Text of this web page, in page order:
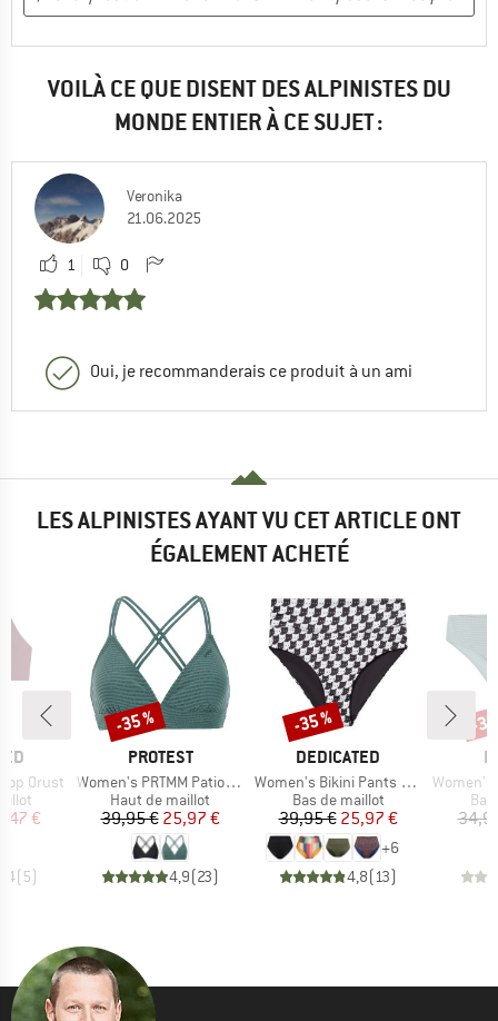
VOILÀ CE QUE DISENT DES ALPINISTES DU
MONDE ENTIER À CE SUJET :
Veronika
21.06.2025
1 0
Oui, je recommanderais ce produit à un ami
LES ALPINISTES AYANT VU CET ARTICLE ONT
ÉGALEMENT ACHETÉ
Orust
réduit
€
(5)
MARQUE
PROTEST
Article
Women's PRTMM Patio Triangle
Product group
Haut de maillot
Prix
39,95 €Prix réduit
25,97 €
4,9(23)
Remise
-35 %
MARQUE
DEDICATED
Article
Women's Bikini Pants Slite
Product group
Bas de maillot
Prix
39,95 €Prix réduit
25,97 €
+6
4,8(13)
Remise
-35 %
Article
Women's
-